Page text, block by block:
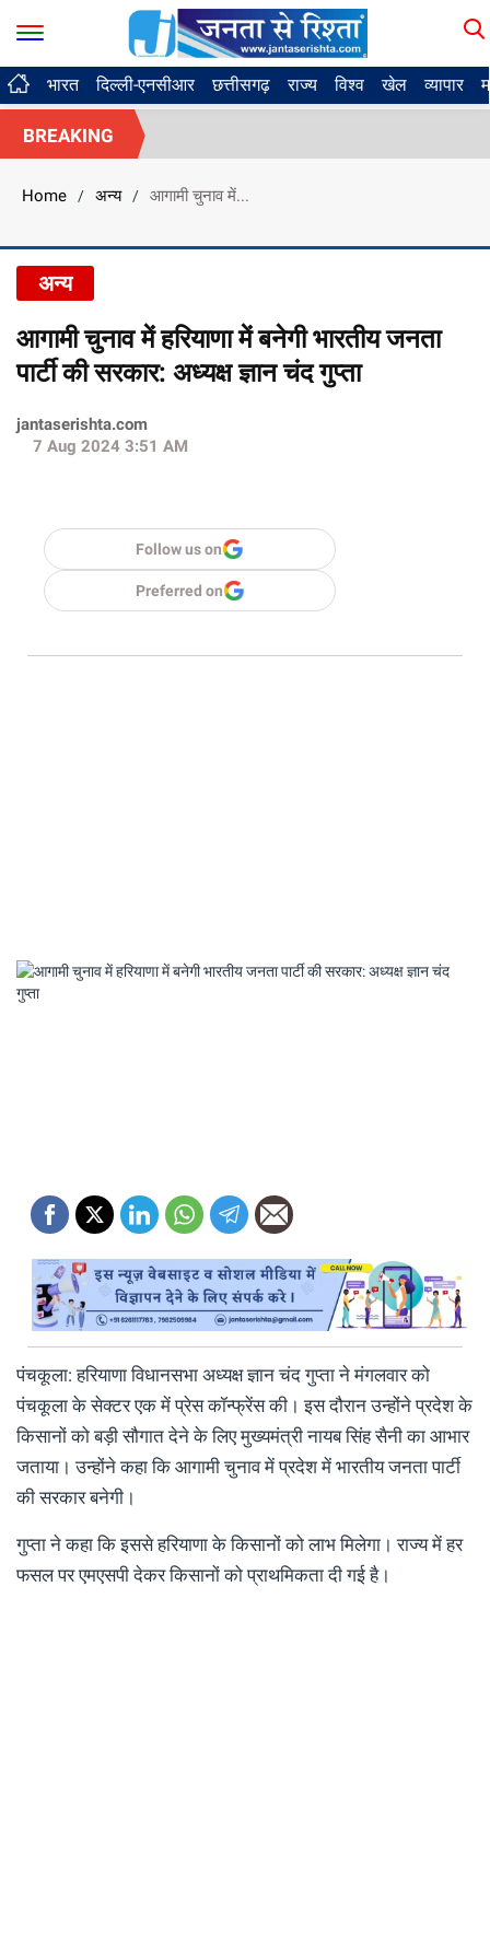
भारत दिल्ली-एनसीआर छत्तीसगढ़ राज्य विश्व खेल व्यापार
BREAKING
Home / अन्य / आगामी चुनाव में...
अन्य
आगामी चुनाव में हरियाणा में बनेगी भारतीय जनता
पार्टी की सरकार: अध्यक्ष ज्ञान चंद गुप्ता
jantaserishta.com
7 Aug 2024 3:51 AM
Follow us on
Preferred on
पंचकूला: हरियाणा विधानसभा अध्यक्ष ज्ञान चंद गुप्ता ने मंगलवार को
पंचकूला के सेक्टर एक में प्रेस कॉन्फ्रेंस की। इस दौरान उन्होंने प्रदेश के
किसानों को बड़ी सौगात देने के लिए मुख्यमंत्री नायब सिंह सैनी का आभार
जताया। उन्होंने कहा कि आगामी चुनाव में प्रदेश में भारतीय जनता पार्टी
की सरकार बनेगी।
गुप्ता ने कहा कि इससे हरियाणा के किसानों को लाभ मिलेगा। राज्य में हर
फसल पर एमएसपी देकर किसानों को प्राथमिकता दी गई है।